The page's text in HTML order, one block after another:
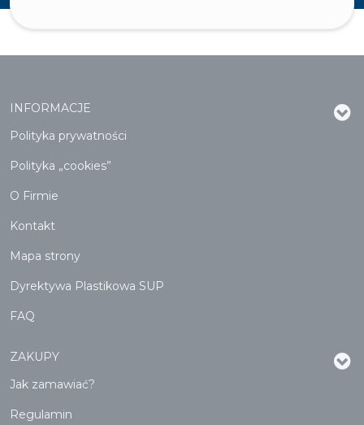
INFORMACJE
Polityka prywatności
Polityka „cookies”
O Firmie
Kontakt
Mapa strony
Dyrektywa Plastikowa SUP
FAQ
ZAKUPY
Jak zamawiać?
Regulamin